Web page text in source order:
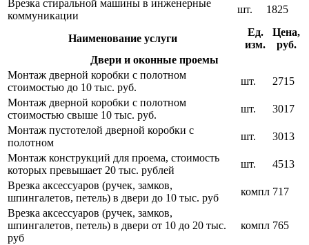
Врезка стиральной машины в инженерные
коммуникации
шт. 1825
Наименование услуги
Ед.
изм.
Цена,
руб.
Двери и оконные проемы
Монтаж дверной коробки с полотном
стоимостью до 10 тыс. руб.
шт.
2715
Монтаж дверной коробки с полотном
стоимостью свыше 10 тыс. руб.
шт.
3017
Монтаж пустотелой дверной коробки с
полотном
шт.
3013
Монтаж конструкций для проема, стоимость
которых превышает 20 тыс. рублей
шт.
4513
Врезка аксессуаров (ручек, замков,
шпингалетов, петель) в двери до 10 тыс. руб
компл 717
Врезка аксессуаров (ручек, замков,
шпингалетов, петель) в двери от 10 до 20 тыс.
руб
компл 765